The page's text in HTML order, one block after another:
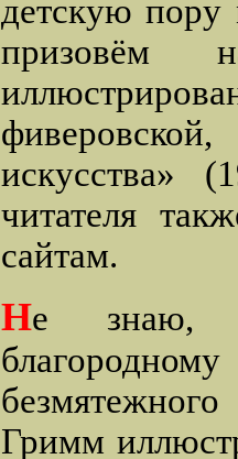
детскую
призовём
искусства»
читателя
сайтам.
Не знаю,
Гримм